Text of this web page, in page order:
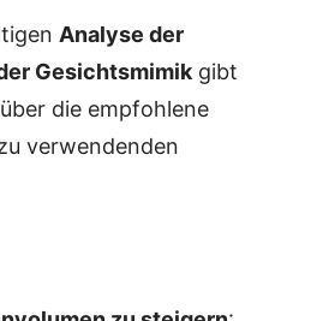
Analyse der
Gesichtsmimikgibt
die empfohlene
verwendenden